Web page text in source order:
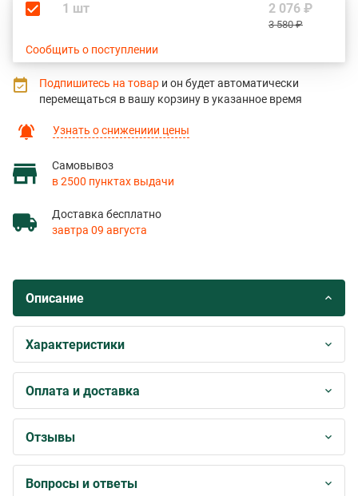
1 шт 2 076 ₽
3 580 ₽
Сообщить о поступлении
Узнать о снижениии цены
Самовывоз
в 2500 пунктах выдачи
Доставка бесплатно
завтра 09 августа
Подпишитесь на товар и он будет автоматически
перемещаться в вашу корзину в указанное время
Описание
Характеристики
Оплата и доставка
Отзывы
Вопросы и ответы